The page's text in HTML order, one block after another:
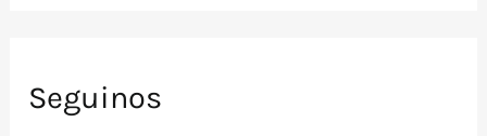
Seguinos